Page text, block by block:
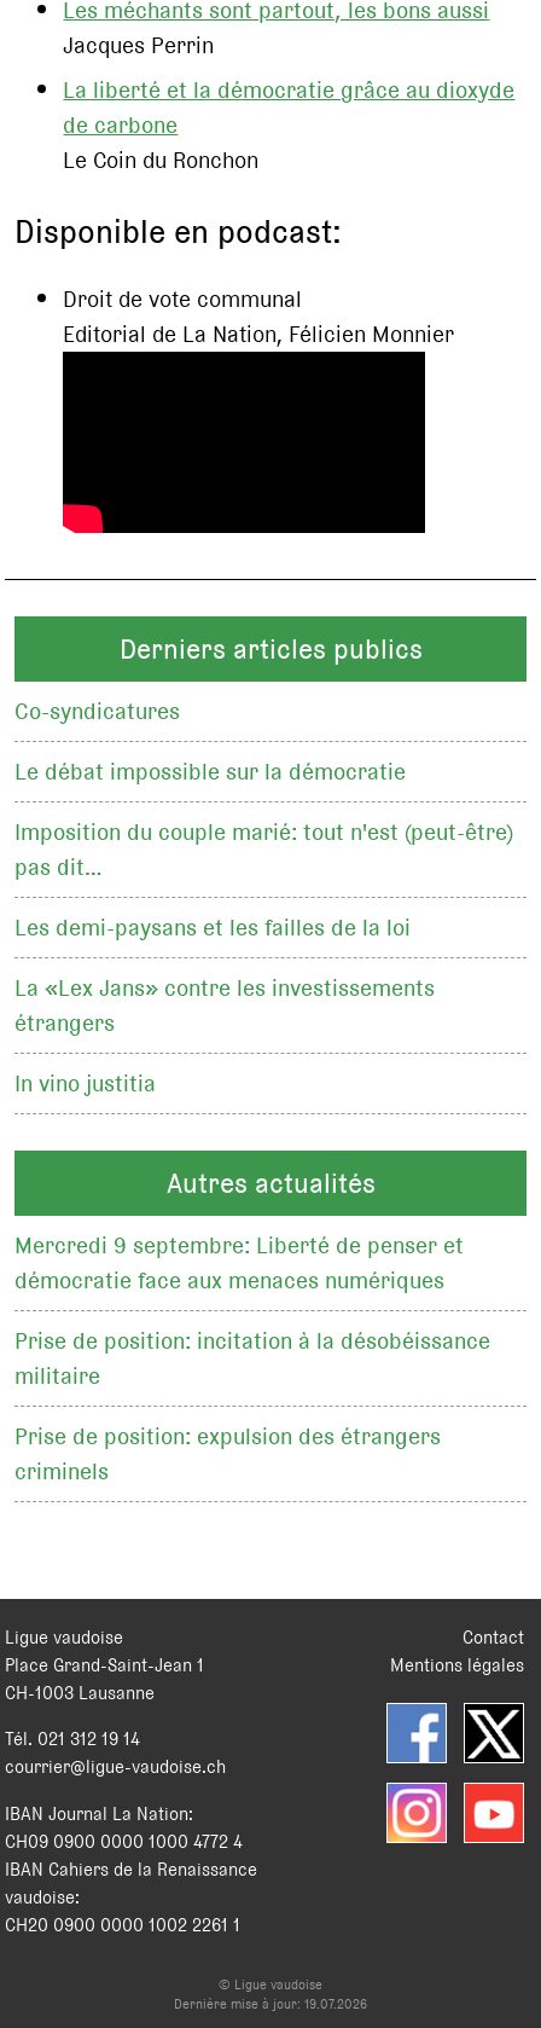
Les méchants sont partout, les bons aussi
Jacques Perrin
La liberté et la démocratie grâce au dioxyde
de carbone
Le Coin du Ronchon
Disponible en podcast:
Droit de vote communal
Editorial de La Nation, Félicien Monnier
Derniers articles publics
Co-syndicatures
Le débat impossible sur la démocratie
Imposition du couple marié: tout n'est (peut-être)
pas dit…
Les demi-paysans et les failles de la loi
La «Lex Jans» contre les investissements
étrangers
In vino justitia
Autres actualités
Mercredi 9 septembre: Liberté de penser et
démocratie face aux menaces numériques
Prise de position: incitation à la désobéissance
militaire
Prise de position: expulsion des étrangers
criminels
Contact
Mentions légales
Ligue vaudoise
Place Grand-Saint-Jean 1
CH-1003 Lausanne
Tél. 021 312 19 14
courrier@ligue-vaudoise.ch
IBAN Journal La Nation:
CH09 0900 0000 1000 4772 4
IBAN Cahiers de la Renaissance
vaudoise:
CH20 0900 0000 1002 2261 1
© Ligue vaudoise
Dernière mise à jour: 19.07.2026